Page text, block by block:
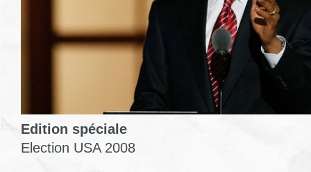
Edition spéciale
Election USA 2008